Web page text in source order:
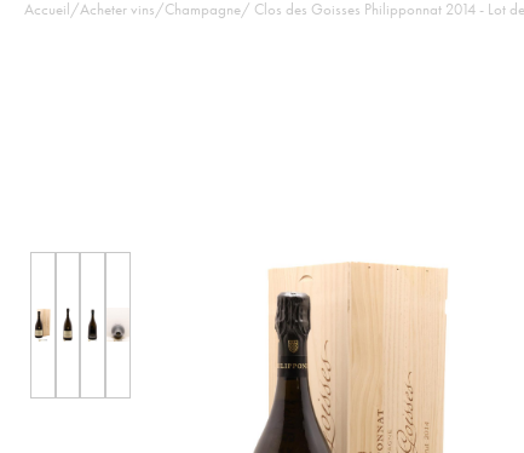
Accueil/Acheter vins/Champagne/ Clos des Goisses